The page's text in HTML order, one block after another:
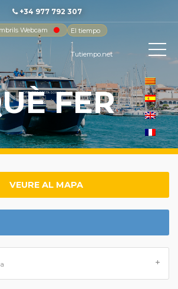
+34 977 792 307
Webcam
El tiempo
-
Tutiempo.net
FER
VEURE AL MAPA